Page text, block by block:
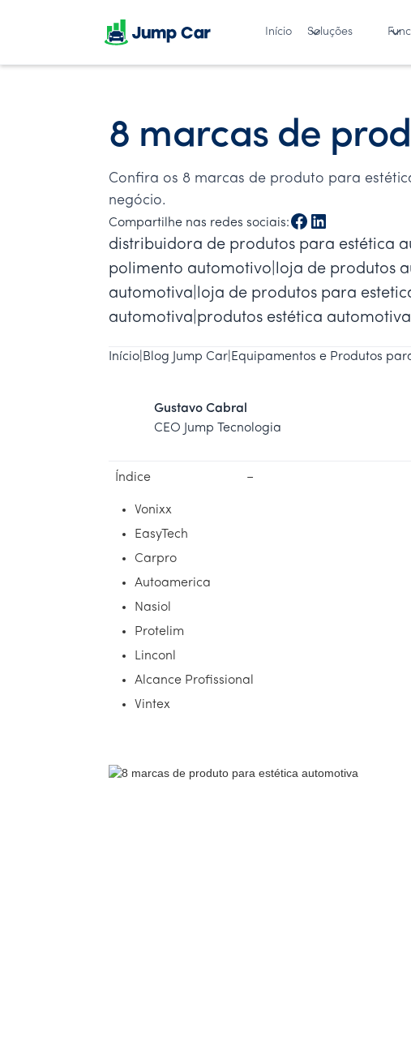
Início Soluções
8 marcas de
Confira os 8 marcas de produto para
negócio.
Compartilhe nas redes sociais:
distribuidora de produtos para estética
polimento automotivo|loja de produtos
automotiva|loja de produtos para
automotiva|produtos estética
Início Blog Jump Car Equipamentos e Produtos
Gustavo Cabral
CEO Jump Tecnologia
Índice −
Vonixx
EasyTech
Carpro
Autoamerica
Nasiol
Protelim
Linconl
Alcance Profissional
Vintex